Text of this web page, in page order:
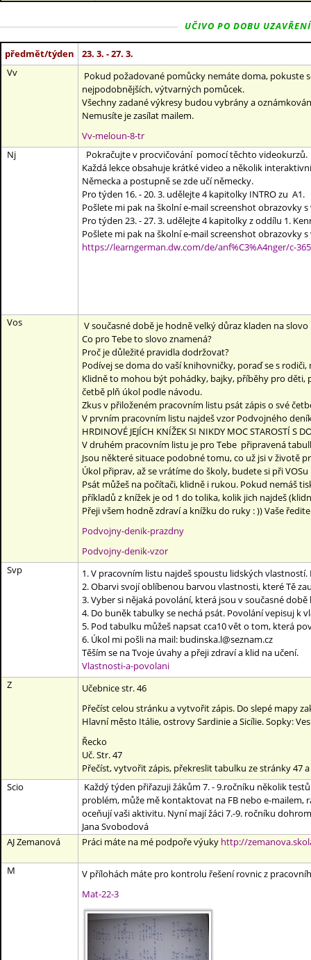
UČIVO PO DOBU
předmět/týden
23. 3. - 27. 3.
Vv
Pokud požadované pomůcky nemáte doma, pokuste
nejpodobnějších, výtvarných pomůcek.
Všechny zadané výkresy budou vybrány a
Nemusíte je zasílat mailem.
Vv-meloun-8-tr
Nj
Pokračujte v procvičování pomocí těchto videokurzů.
Každá lekce obsahuje krátké video a několik
Německa a postupně se zde učí německy.
Pro týden 16. - 20. 3. udělejte 4 kapitolky INTRO zu A1.
Pošlete mi pak na školní e-mail screenshot obrazovky
Pro týden 23. - 27. 3. udělejte 4 kapitolky z oddílu 1.
Pošlete mi pak na školní e-mail screenshot obrazovky
https://learngerman.dw.com/de/anf%C3%A4nger/c-
Vos
V současné době je hodně velký důraz kladen na slovo
Co pro Tebe to slovo znamená?
Proč je důležité pravidla dodržovat?
Podívej se doma do vaší knihovničky, poraď se s
Klidně to mohou být pohádky, bajky, příběhy pro děti,
četbě plň úkol podle návodu.
Zkus v přiloženém pracovním listu psát zápis o své
V prvním pracovním listu najdeš vzor Podvojného
HRDINOVÉ JEJÍCH KNÍŽEK SI NIKDY MOC STAROSTÍ S
V druhém pracovním listu je pro Tebe připravená
Jsou některé situace podobné tomu, co už jsi v životě
Úkol připrav, až se vrátíme do školy, budete si při
Psát můžeš na počítači, klidně i rukou. Pokud nemáš
příkladů z knížek je od 1 do tolika, kolik jich najdeš
Přeji všem hodně zdraví a knížku do ruky : )) Vaše
Podvojny-denik-prazdny
Podvojny-denik-vzor
Svp
1. V pracovním listu najdeš spoustu lidských vlastností.
2. Obarvi svojí oblíbenou barvou vlastnosti, které Tě
3. Vyber si nějaká povolání, která jsou v současné
4. Do buněk tabulky se nechá psát. Povolání vepisuj k
5. Pod tabulku můžeš napsat cca10 vět o tom, která
6. Úkol mi pošli na mail: budinska.l@seznam.cz
Těším se na Tvoje úvahy a přeji zdraví a klid na učení.
Vlastnosti-a-povolani
Z
Učebnice str. 46
Přečíst celou stránku a vytvořit zápis. Do slepé mapy
Hlavní město Itálie, ostrovy Sardinie a Sicílie. Sopky:
Řecko
Uč. Str. 47
Přečíst, vytvořit zápis, překreslit tabulku ze stránky 47
Scio
Každý týden přiřazuji žákům 7. - 9.ročníku několik
problém, může mě kontaktovat na FB nebo e-mailem,
oceňují vaši aktivitu. Nyní mají žáci 7.-9. ročníku
Jana Svobodová
AJ Zemanová
Práci máte na mé podpoře výuky http://
M
V přílohách máte pro kontrolu řešení rovnic z
Mat-22-3